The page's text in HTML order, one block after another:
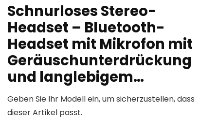
Schnurloses Stereo-
Headset – Bluetooth-
Headset mit Mikrofon mit
Geräuschunterdrückung
und langlebigem…
Geben Sie Ihr Modell ein, um sicherzustellen, dass
dieser Artikel passt.